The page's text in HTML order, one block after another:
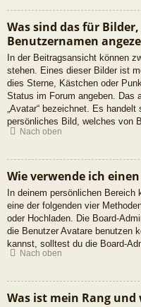
Was sind das für
Benutzernamen
In der Beitragsansicht können
stehen. Eines dieser Bilder ist
dies Sterne, Kästchen oder
Status im Forum angeben. Das
„Avatar“ bezeichnet. Es
persönliches Bild, welches von
Nach oben
Wie verwende ich
In deinem persönlichen Bereich
eine der folgenden vier
oder Hochladen. Die Board-
die Benutzer Avatare benutzen
kannst, solltest du die Board-
Nach oben
Was ist mein Rang